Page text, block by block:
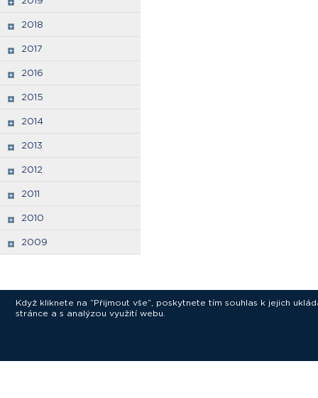
2018
2017
2016
2015
2014
2013
2012
2011
2010
2009
Když kliknete na “Přijmout vše”, poskytnete tím souhlas k jejich
stránce a s analýzou využití webu.